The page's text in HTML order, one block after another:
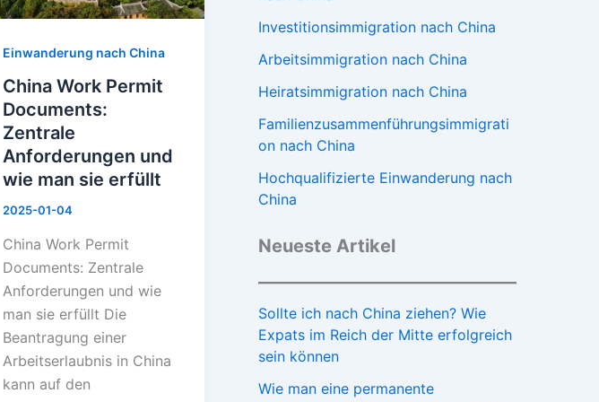
Einwanderung nach China
China Work Permit
Documents:
Zentrale
Anforderungen und
wie man sie erfüllt
2025-01-04
China Work Permit
Documents: Zentrale
Anforderungen und wie
man sie erfüllt Die
Beantragung einer
Arbeitserlaubnis in China
kann auf den
Anforderungen
und
man
sie
erfüllt
Investitionsimmigration nach China
Arbeitsimmigration nach China
Heiratsimmigration nach China
Familienzusammenführungsimmigrati
on nach China
Hochqualifizierte Einwanderung nach
China
Neueste Artikel
Sollte ich nach China ziehen? Wie
Expats im Reich der Mitte erfolgreich
sein können
Wie man eine permanente